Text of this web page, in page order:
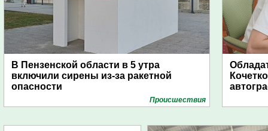
В Пензенской области в 5 утра
включили сирены из-за ракетной
опасности
Проиcшествия